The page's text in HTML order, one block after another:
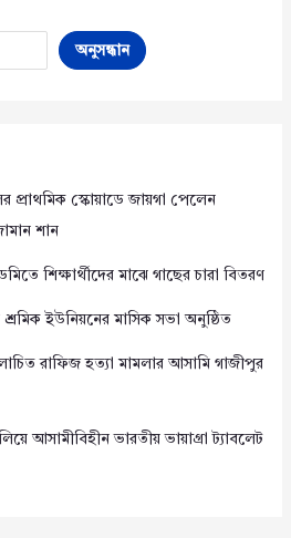
অনুসন্ধান
প্রাথমিক স্কোয়াডে জায়গা পেলেন
শান
শিক্ষার্থীদের মাঝে গাছের চারা বিতরণ
ইউনিয়নের মাসিক সভা অনুষ্ঠিত
রাফিজ হত্যা মামলার আসামি গাজীপুর
আসামীবিহীন ভারতীয় ভায়াগ্রা ট্যাবলেট